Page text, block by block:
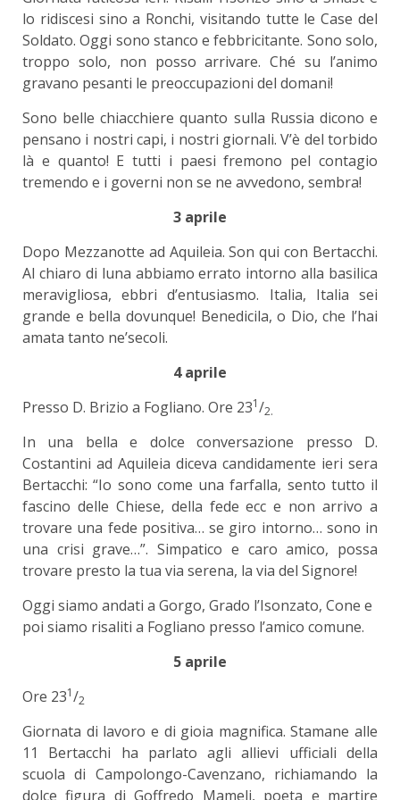
lo ridiscesi sino a Ronchi, visitando tutte le Case del
Soldato. Oggi sono stanco e febbricitante. Sono solo,
troppo solo, non posso arrivare. Ché su l’animo
gravano pesanti le preoccupazioni del domani!
Sono belle chiacchiere quanto sulla Russia dicono e
pensano i nostri capi, i nostri giornali. V’è del torbido
là e quanto! E tutti i paesi fremono pel contagio
tremendo e i governi non se ne avvedono, sembra!
3 aprile
Dopo Mezzanotte ad Aquileia. Son qui con Bertacchi.
Al chiaro di luna abbiamo errato intorno alla basilica
meravigliosa, ebbri d’entusiasmo. Italia, Italia sei
grande e bella dovunque! Benedicila, o Dio, che l’hai
amata tanto ne’secoli.
4 aprile
Presso D. Brizio a Fogliano. Ore 231/2.
In una bella e dolce conversazione presso D.
Costantini ad Aquileia diceva candidamente ieri sera
Bertacchi: “Io sono come una farfalla, sento tutto il
fascino delle Chiese, della fede ecc e non arrivo a
trovare una fede positiva… se giro intorno… sono in
una crisi grave…”. Simpatico e caro amico, possa
trovare presto la tua via serena, la via del Signore!
Oggi siamo andati a Gorgo, Grado l’Isonzato, Cone e
poi siamo risaliti a Fogliano presso l’amico comune.
5 aprile
Ore 231/2
Giornata di lavoro e di gioia magnifica. Stamane alle
11 Bertacchi ha parlato agli allievi ufficiali della
scuola di Campolongo-Cavenzano, richiamando la
dolce figura di Goffredo Mameli, poeta e martire